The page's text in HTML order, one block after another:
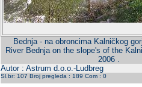
Bednja - na obroncima Kalničkog
River Bednja on the slope's of the
2006 .
Autor : Astrum d.o.o.-Ludbreg
Sl.br: 107 Broj pregleda : 189 Com : 0